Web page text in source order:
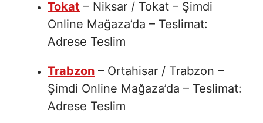
Tokat – Niksar / Tokat – Şimdi
Online Mağaza’da – Teslimat:
Adrese Teslim
Trabzon – Ortahisar / Trabzon –
Şimdi Online Mağaza’da – Teslimat:
Adrese Teslim